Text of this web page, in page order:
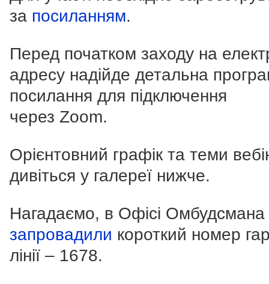
за посиланням.
Перед початком заходу на
адресу надійде детальна
посилання для підключення
через Zoom.
Орієнтовний графік та теми
дивіться у галереї нижче.
Нагадаємо, в Офісі Омбудсмана
запровадили короткий номер
лінії – 1678.